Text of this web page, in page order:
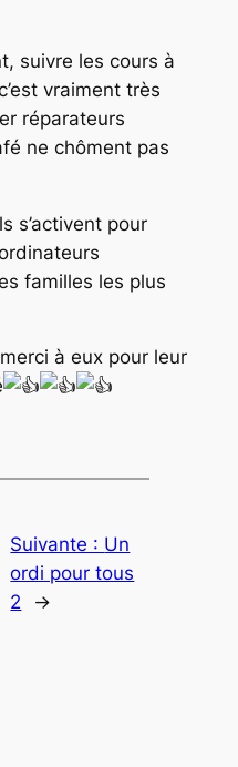
suivre les cours à
vraiment très
réparateurs
ne chôment pas
s’activent pour
familles les plus
à eux pour leur
Suivante : Un
ordi pour tous
2
→